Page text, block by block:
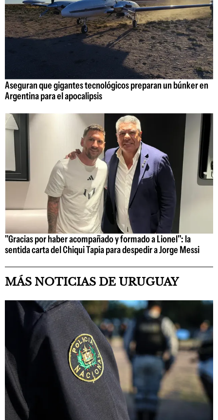
Aseguran que gigantes tecnológicos preparan un búnker en
Argentina para el apocalipsis
"Gracias por haber acompañado y formado a Lionel": la
sentida carta del Chiqui Tapia para despedir a Jorge Messi
MÁS NOTICIAS DE URUGUAY